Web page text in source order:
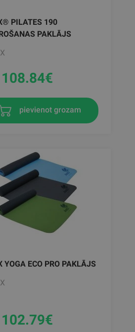
PILATES 190
PAKLĀJS
€
pievienot grozam
YOGA ECO PRO PAKLĀJS
€